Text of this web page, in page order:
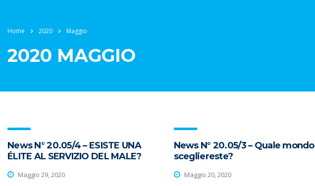
Home 2020 Maggio
2020 MAGGIO
News N° 20.05/4 – ESISTE UNA
ÉLITE AL SERVIZIO DEL MALE?
Maggio 29, 2020
News N° 20.05/3 – Quale mondo
scegliereste?
Maggio 20, 2020